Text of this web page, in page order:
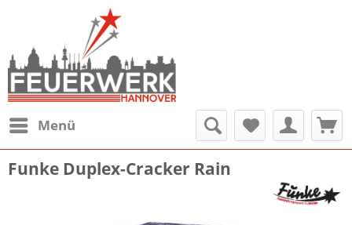
Menü
Funke Duplex-Cracker Rain